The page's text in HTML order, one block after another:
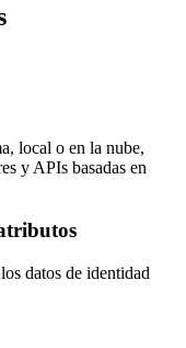
local o en la nube,
y APIs basadas en
datos de identidad